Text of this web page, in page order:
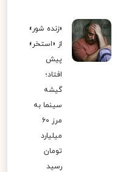
«زنده شور»
از «استخر»
پیش
افتاد؛
گیشه
سینما به
مرز ۶۰
میلیارد
تومان
رسید